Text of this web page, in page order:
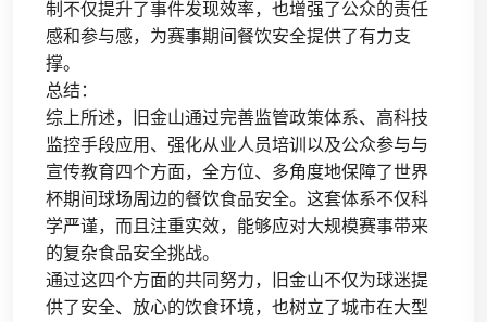
制不仅提升了事件发现效率，也增强了公众的责任
感和参与感，为赛事期间餐饮安全提供了有力支
撑。
总结：
综上所述，旧金山通过完善监管政策体系、高科技
监控手段应用、强化从业人员培训以及公众参与与
宣传教育四个方面，全方位、多角度地保障了世界
杯期间球场周边的餐饮食品安全。这套体系不仅科
学严谨，而且注重实效，能够应对大规模赛事带来
的复杂食品安全挑战。
通过这四个方面的共同努力，旧金山不仅为球迷提
供了安全、放心的饮食环境，也树立了城市在大型